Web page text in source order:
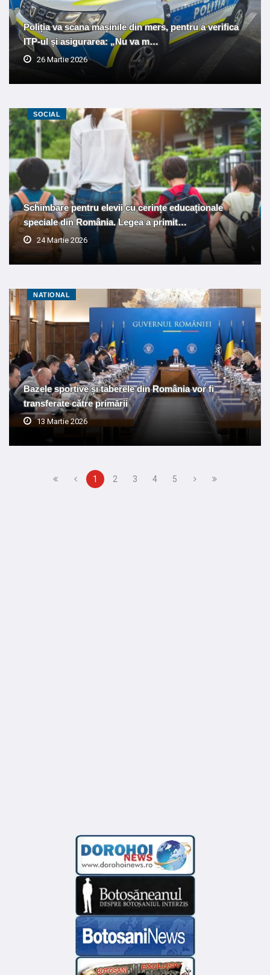
Poliția va scana mașinile din mers, pentru a verifica
ITP-ul și asigurarea: „Nu va m…
26 Martie 2026
SOCIAL
Schimbare pentru elevii cu cerințe educaționale
speciale din România. Legea a primit…
24 Martie 2026
NATIONAL
Bazele sportive și taberele din România vor fi
transferate către primării
13 Martie 2026
1 2 3 4 5